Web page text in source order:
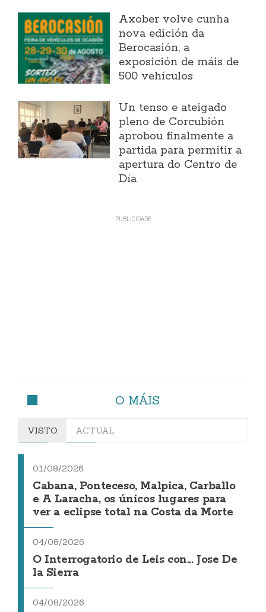
Axober volve cunha
nova edición da
Berocasión, a
exposición de máis de
500 vehículos
Un tenso e ateigado
pleno de Corcubión
aprobou finalmente a
partida para permitir a
apertura do Centro de
Día
O MÁIS
VISTO ACTUAL
01/08/2026
Cabana, Ponteceso, Malpica, Carballo
e A Laracha, os únicos lugares para
ver a eclipse total na Costa da Morte
04/08/2026
O Interrogatorio de Leis con... Jose De
la Sierra
04/08/2026